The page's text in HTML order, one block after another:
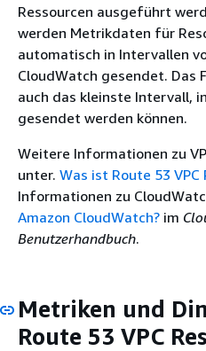
Ressourcen ausgeführt
werden Metrikdaten für
automatisch in Intervallen
CloudWatch gesendet.
auch das kleinste Intervall,
gesendet werden können.
Weitere Informationen zu
unter. Was ist Route 53 VPC
Informationen zu
Amazon CloudWatch? im
Benutzerhandbuch.
Metriken und
Route 53 VPC